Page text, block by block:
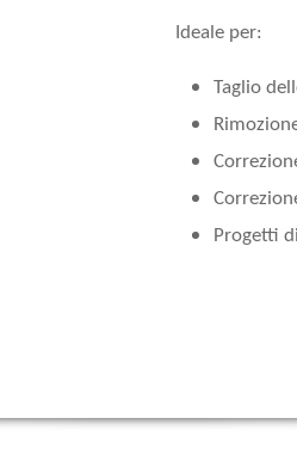
Ideale per:
Taglio
Progetti